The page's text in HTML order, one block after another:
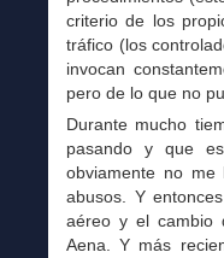
criterio de los
tráfico (los
invocan
pero de lo que no
Durante mucho
pasando y que
obviamente no me
abusos. Y
aéreo y el cambio
Aena. Y más